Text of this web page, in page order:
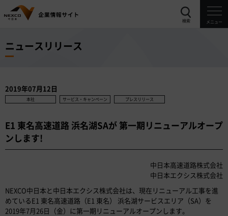
検索 メニュー
ニュースリリース
2019年07月12日
本社 サービス・キャンペーン プレスリリース
E1 東名高速道路 浜名湖SAが 第一期リニューアルオープ
ンします!
中日本高速道路株式会社
中日本エクシス株式会社
NEXCO中日本と中日本エクシス株式会社は、現在リニューアル工事を進
めているE1 東名高速道路（E1 東名） 浜名湖サービスエリア（SA）を
2019年7月26日（金）に第一期リニューアルオープンします。